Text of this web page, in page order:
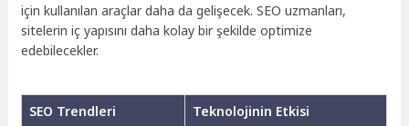
için kullanılan araçlar daha da gelişecek. SEO uzmanları,
sitelerin iç yapısını daha kolay bir şekilde optimize
edebilecekler.
SEO Trendleri
Teknolojinin Etkisi